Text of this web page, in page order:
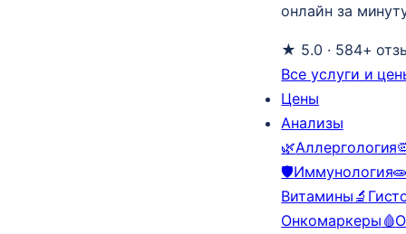
онлайн за
★ 5.0 · 584+
Все услуги и
Цены
Анализы
🌿Аллергология
🛡️Иммунология
Витамины 🔬
Онкомаркеры 🩸